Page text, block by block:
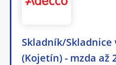
Skladník/Skladnice
(Kojetín) - mzda až